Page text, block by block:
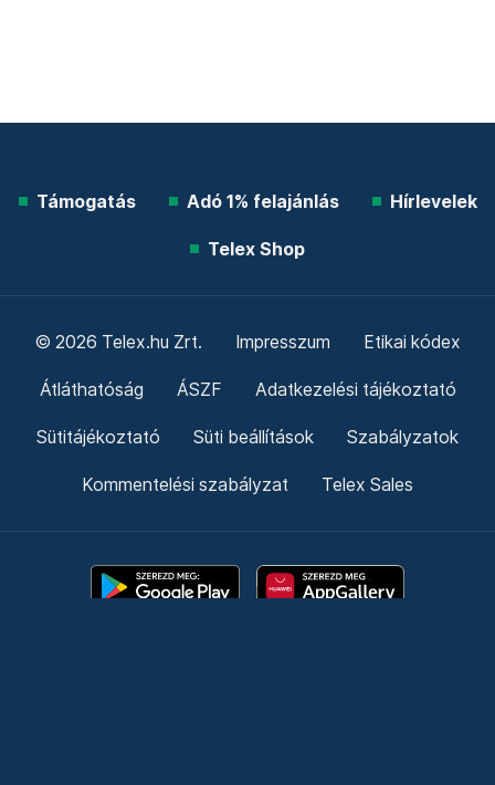
Támogatás Adó 1% felajánlás Hírlevelek
Telex Shop
© 2026 Telex.hu Zrt. Impresszum Etikai kódex
Átláthatóság ÁSZF Adatkezelési tájékoztató
Sütitájékoztató Süti beállítások Szabályzatok
Kommentelési szabályzat Telex Sales